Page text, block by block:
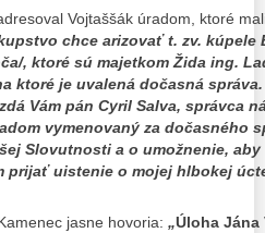
Vojtaššák úradom, ktoré
chce arizovať t. zv. kúpele
, ktoré sú majetkom Žida ing.
ktoré je uvalená dočasná
Vám pán Cyril Salva, správca
vymenovaný za dočasného
Slovutnosti a o umožnenie,
prijať uistenie o mojej hlbokej
jasne hovoria: „Úloha Jána